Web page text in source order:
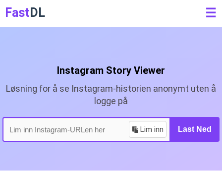
Fast DL ☰
Instagram Story Viewer
Løsning for å se Instagram-historien anonymt uten å
logge på
Lim inn Last Ned